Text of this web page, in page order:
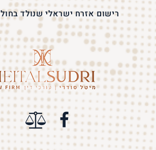
רישום אזרח ישראלי שנולד בחול